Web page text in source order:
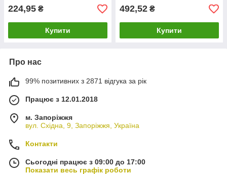
224,95 ₴
Купити
492,52 ₴
Купити
Про нас
99% позитивних з 2871 відгука за рік
Працює з 12.01.2018
м. Запоріжжя
вул. Східна, 9, Запоріжжя, Україна
Контакти
Сьогодні працює з 09:00 до 17:00
Показати весь графік роботи